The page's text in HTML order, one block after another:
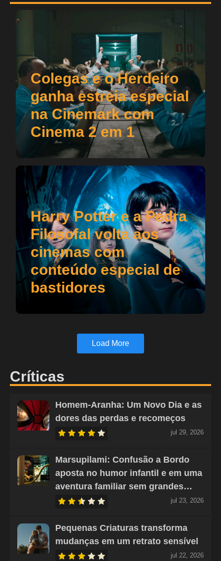
Colegas e o Herdeiro
ganha estreia especial
na Cinemark com
Cinema 2 em 1
Harry Potter e a Pedra
Filosofal volta aos
cinemas com
conteúdo especial de
bastidores
Load More
Críticas
Homem-Aranha: Um Novo Dia e as
dores das perdas e recomeços
jul 29, 2026
Marsupilami: Confusão a Bordo
aposta no humor infantil e em uma
aventura familiar sem grandes…
jul 23, 2026
Pequenas Criaturas transforma
mudanças em um retrato sensível
jul 22, 2026